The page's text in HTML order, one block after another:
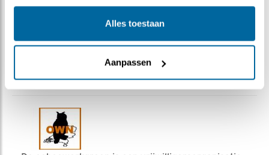
Alles toestaan
Aanpassen
Oehoe met Houtduif Foto: Andreas Schüring